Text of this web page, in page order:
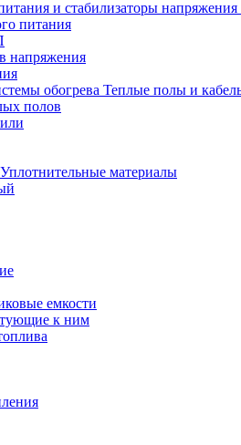
питания
напряжения
Теплые полы и
полов
Уплотнительные материалы
емкости
к ним